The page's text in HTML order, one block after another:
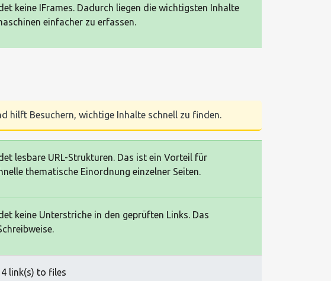
keine IFrames. Dadurch liegen die wichtigsten Inhalte
einfacher zu erfassen.
hilft Besuchern, wichtige Inhalte schnell zu finden.
lesbare URL-Strukturen. Das ist ein Vorteil für
thematische Einordnung einzelner Seiten.
keine Unterstriche in den geprüften Links. Das
link(s) to files